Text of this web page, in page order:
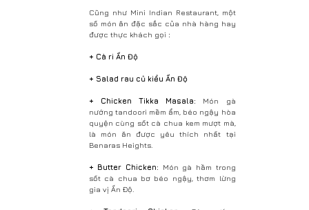
Cũng như Mini Indian Restaurant, một
số món ăn đặc sắc của nhà hàng hay
được thực khách gọi :
+ Cà ri Ấn Độ
+ Salad rau củ kiểu Ấn Độ
+ Chicken Tikka Masala: Món gà
nướng tandoori mềm ẩm, béo ngậy hòa
quyện cùng sốt cà chua kem mượt mà,
là món ăn được yêu thích nhất tại
Benaras Heights.
+ Butter Chicken: Món gà hầm trong
sốt cà chua bơ béo ngậy, thơm lừng
gia vị Ấn Độ.